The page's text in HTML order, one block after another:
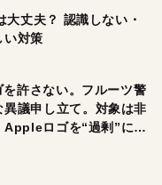
丈夫？ 認識しない・
い対策
許さない。フルーツ警
議申し立て。対象は非
Appleロゴを“過剰”に守